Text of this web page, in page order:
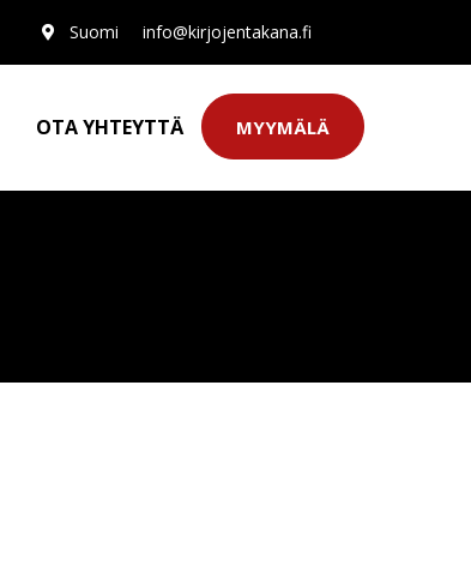
Suomi info@kirjojentakana.fi
OTA YHTEYTTÄ MYYMÄLÄ